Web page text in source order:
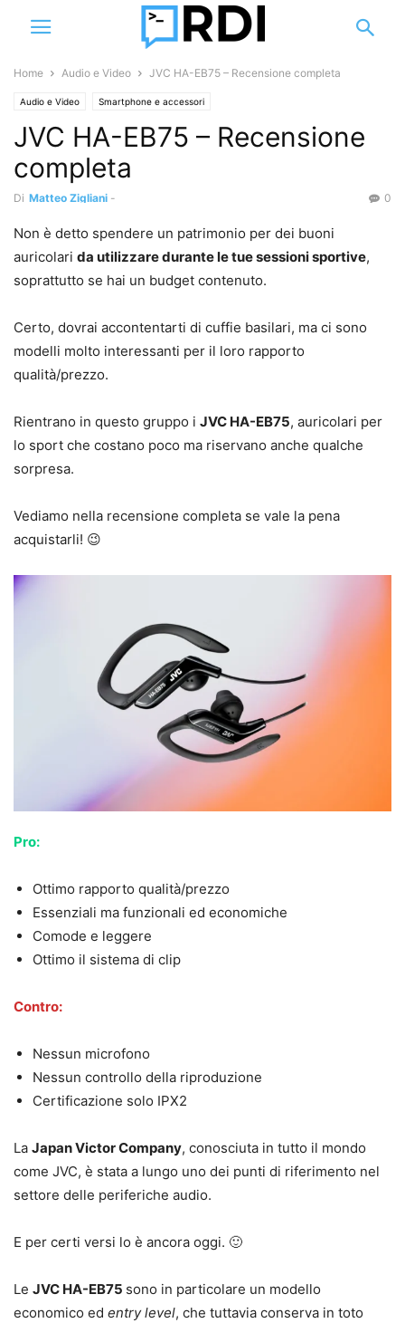
Home Audio e Video JVC HA-EB75 – Recensione completa
Audio e Video Smartphone e accessori
JVC HA-EB75 – Recensione
completa
Di Matteo Zigliani - 0
Non è detto spendere un patrimonio per dei buoni
auricolari da utilizzare durante le tue sessioni sportive,
soprattutto se hai un budget contenuto.
Certo, dovrai accontentarti di cuffie basilari, ma ci sono
modelli molto interessanti per il loro rapporto
qualità/prezzo.
Rientrano in questo gruppo i JVC HA-EB75, auricolari per
lo sport che costano poco ma riservano anche qualche
sorpresa.
Vediamo nella recensione completa se vale la pena
acquistarli! 😉
Pro:
Ottimo rapporto qualità/prezzo
Essenziali ma funzionali ed economiche
Comode e leggere
Ottimo il sistema di clip
Contro:
Nessun microfono
Nessun controllo della riproduzione
Certificazione solo IPX2
La Japan Victor Company, conosciuta in tutto il mondo
come JVC, è stata a lungo uno dei punti di riferimento nel
settore delle periferiche audio.
E per certi versi lo è ancora oggi. 🙂
Le JVC HA-EB75 sono in particolare un modello
economico ed entry level, che tuttavia conserva in toto